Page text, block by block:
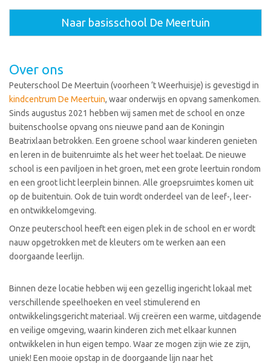
Naar basisschool De Meertuin
Over ons
Peuterschool De Meertuin (voorheen ‘t Weerhuisje) is gevestigd in
kindcentrum De Meertuin, waar onderwijs en opvang samenkomen.
Sinds augustus 2021 hebben wij samen met de school en onze
buitenschoolse opvang ons nieuwe pand aan de Koningin
Beatrixlaan betrokken. Een groene school waar kinderen genieten
en leren in de buitenruimte als het weer het toelaat. De nieuwe
school is een paviljoen in het groen, met een grote leertuin rondom
en een groot licht leerplein binnen. Alle groepsruimtes komen uit
op de buitentuin. Ook de tuin wordt onderdeel van de leef-, leer-
en ontwikkelomgeving.
Onze peuterschool heeft een eigen plek in de school en er wordt
nauw opgetrokken met de kleuters om te werken aan een
doorgaande leerlijn.
Binnen deze locatie hebben wij een gezellig ingericht lokaal met
verschillende speelhoeken en veel stimulerend en
ontwikkelingsgericht materiaal. Wij creëren een warme, uitdagende
en veilige omgeving, waarin kinderen zich met elkaar kunnen
ontwikkelen in hun eigen tempo. Waar ze mogen zijn wie ze zijn,
uniek! Een mooie opstap in de doorgaande lijn naar het